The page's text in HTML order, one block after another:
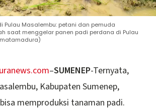
Pulau Masalembu: petani dan pemuda
saat menggelar panen padi perdana di Pulau
–SUMENEP-Ternyata,
Kabupaten Sumenep,
memproduksi tanaman padi.